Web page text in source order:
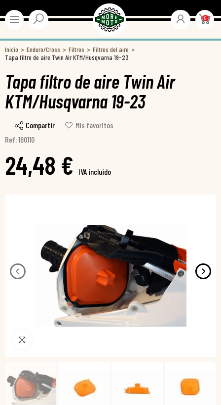
0
Inicio Enduro/Cross Filtros
Filtros del aire
Tapa filtro de aire Twin Air KTM/Husqvarna 19-23
Tapa filtro de aire Twin Air
KTM/Husqvarna 19-23
Compartir
Mis favoritos
Ref: 160110
24,48 € IVA incluido